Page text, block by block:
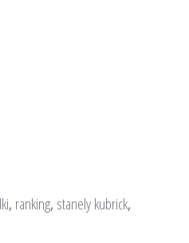
, ranking, stanely kubrick,